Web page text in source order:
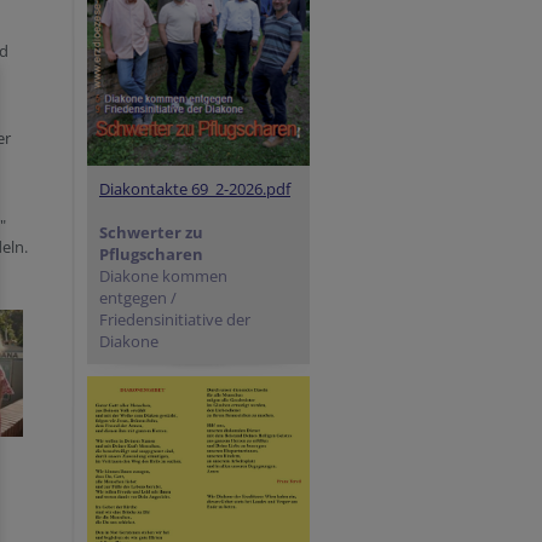
Diakontakte 69_2-2026.pdf
Schwerter zu
Pflugscharen
Diakone kommen
entgegen /
Friedensinitiative der
Diakone